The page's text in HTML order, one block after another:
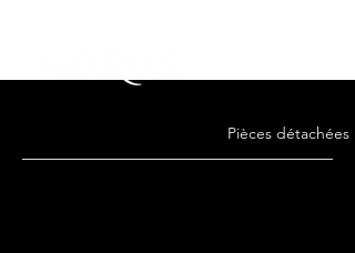
Pièces détachées